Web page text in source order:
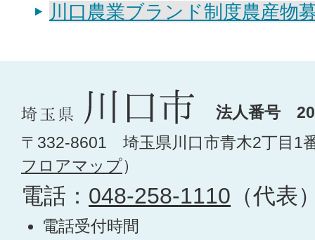
川口農業ブランド制度農産物
法人番号
〒332-8601 埼玉県川口市青木2丁目1
フロアマップ）
電話： 048-258-1110 （代表
電話受付時間